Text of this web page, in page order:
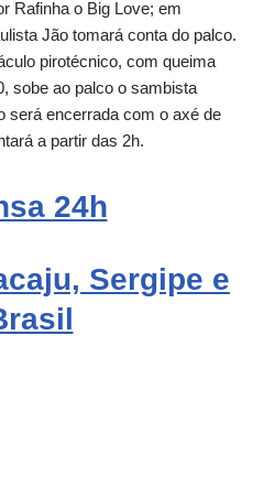
Rafinha o Big Love; em
Jão tomará conta do palco.
pirotécnico, com queima
sobe ao palco o sambista
será encerrada com o axé de
a partir das 2h.
24h
Sergipe e